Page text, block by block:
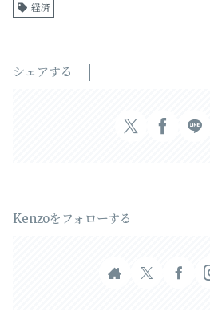
経済
シェアする
Kenzoをフォローする